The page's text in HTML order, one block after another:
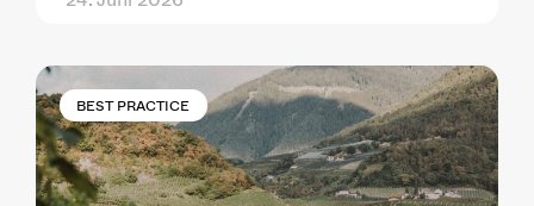
BEST PRACTICE